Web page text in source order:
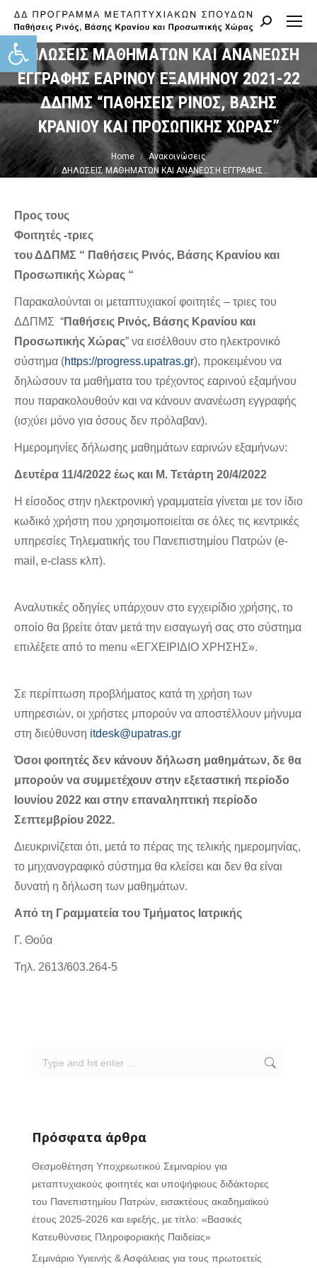
Ανοίξτε τη γραμμή εργαλείων
Search:
ΔΗΛΩΣΕΙΣ ΜΑΘΗΜΑΤΩΝ ΚΑΙ ΑΝΑΝΕΩΣΗ
ΕΓΓΡΑΦΗΣ ΕΑΡΙΝΟΥ ΕΞΑΜΗΝΟΥ 2021-22
ΔΔΠΜΣ “ΠΑΘΗΣΕΙΣ ΡΙΝΟΣ, ΒΑΣΗΣ
ΚΡΑΝΙΟΥ ΚΑΙ ΠΡΟΣΩΠΙΚΗΣ ΧΩΡΑΣ”
You are here:
Home
Ανακοινώσεις
ΔΗΛΩΣΕΙΣ ΜΑΘΗΜΑΤΩΝ ΚΑΙ ΑΝΑΝΕΩΣΗ ΕΓΓΡΑΦΗΣ…
Προς τους
Φοιτητές -τριες
του ΔΔΠΜΣ “ Παθήσεις Ρινός, Βάσης Κρανίου και
Προσωπικής Χώρας “
Παρακαλούνται οι μεταπτυχιακοί φοιτητές – τριες του
ΔΔΠΜΣ “Παθήσεις Ρινός, Βάσης Κρανίου και
Προσωπικής Χώρας” να εισέλθουν στο ηλεκτρονικό
σύστημα (https://progress.upatras.gr), προκειμένου να
δηλώσουν τα μαθήματα του τρέχοντος εαρινού εξαμήνου
που παρακολουθούν και να κάνουν ανανέωση εγγραφής
(ισχύει μόνο για όσους δεν πρόλαβαν).
Ημερομηνίες δήλωσης μαθημάτων εαρινών εξαμήνων:
Δευτέρα 11/4/2022 έως και Μ. Τετάρτη 20/4/2022
Η είσοδος στην ηλεκτρονική γραμματεία γίνεται με τον ίδιο
κωδικό χρήστη που χρησιμοποιείται σε όλες τις κεντρικές
υπηρεσίες Τηλεματικής του Πανεπιστημίου Πατρών (e-
mail, e-class κλπ).
Αναλυτικές οδηγίες υπάρχουν στο εγχειρίδιο χρήσης, το
οποίο θα βρείτε όταν μετά την εισαγωγή σας στο σύστημα
επιλέξετε από το menu «ΕΓΧΕΙΡΙΔΙΟ ΧΡΗΣΗΣ».
Σε περίπτωση προβλήματος κατά τη χρήση των
υπηρεσιών, οι χρήστες μπορούν να αποστέλλουν μήνυμα
στη διεύθυνση itdesk@upatras.gr
Όσοι φοιτητές δεν κάνουν δήλωση μαθημάτων, δε θα
μπορούν να συμμετέχουν στην εξεταστική περίοδο
Ιουνίου 2022 και στην επαναληπτική περίοδο
Σεπτεμβρίου 2022.
Διευκρινίζεται ότι, μετά το πέρας της τελικής ημερομηνίας,
το μηχανογραφικό σύστημα θα κλείσει και δεν θα είναι
δυνατή η δήλωση των μαθημάτων.
Από τη Γραμματεία του Τμήματος Ιατρικής
Γ. Θούα
Τηλ. 2613/603.264-5
Πρόσφατα άρθρα
Θεσμοθέτηση Υποχρεωτικού Σεμιναρίου για
μεταπτυχιακούς φοιτητές και υποψήφιους διδάκτορες
του Πανεπιστημίου Πατρών, εισακτέους ακαδημαϊκού
έτους 2025-2026 και εφεξής, με τίτλο: «Βασικές
Κατευθύνσεις Πληροφοριακής Παιδείας»
Σεμινάριο Υγιεινής & Ασφάλειας για τους πρωτοετείς